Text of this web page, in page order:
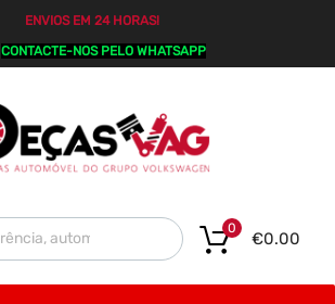
ENVIOS EM 24 HORAS!
CONTACTE-NOS PELO WHATSAPP
€0.00
0